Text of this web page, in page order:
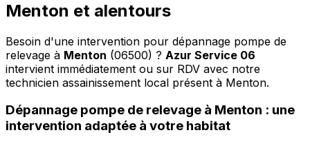
Menton et alentours
Besoin d'une intervention pour dépannage pompe de
relevage à Menton (06500) ? Azur Service 06
intervient immédiatement ou sur RDV avec notre
technicien assainissement local présent à Menton.
Dépannage pompe de relevage à Menton : une
intervention adaptée à votre habitat